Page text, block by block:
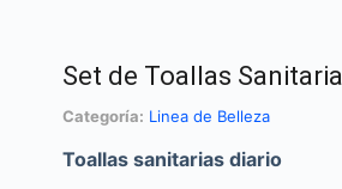
Set de Toallas
Categoría: Linea de Belleza
Toallas sanitarias diario